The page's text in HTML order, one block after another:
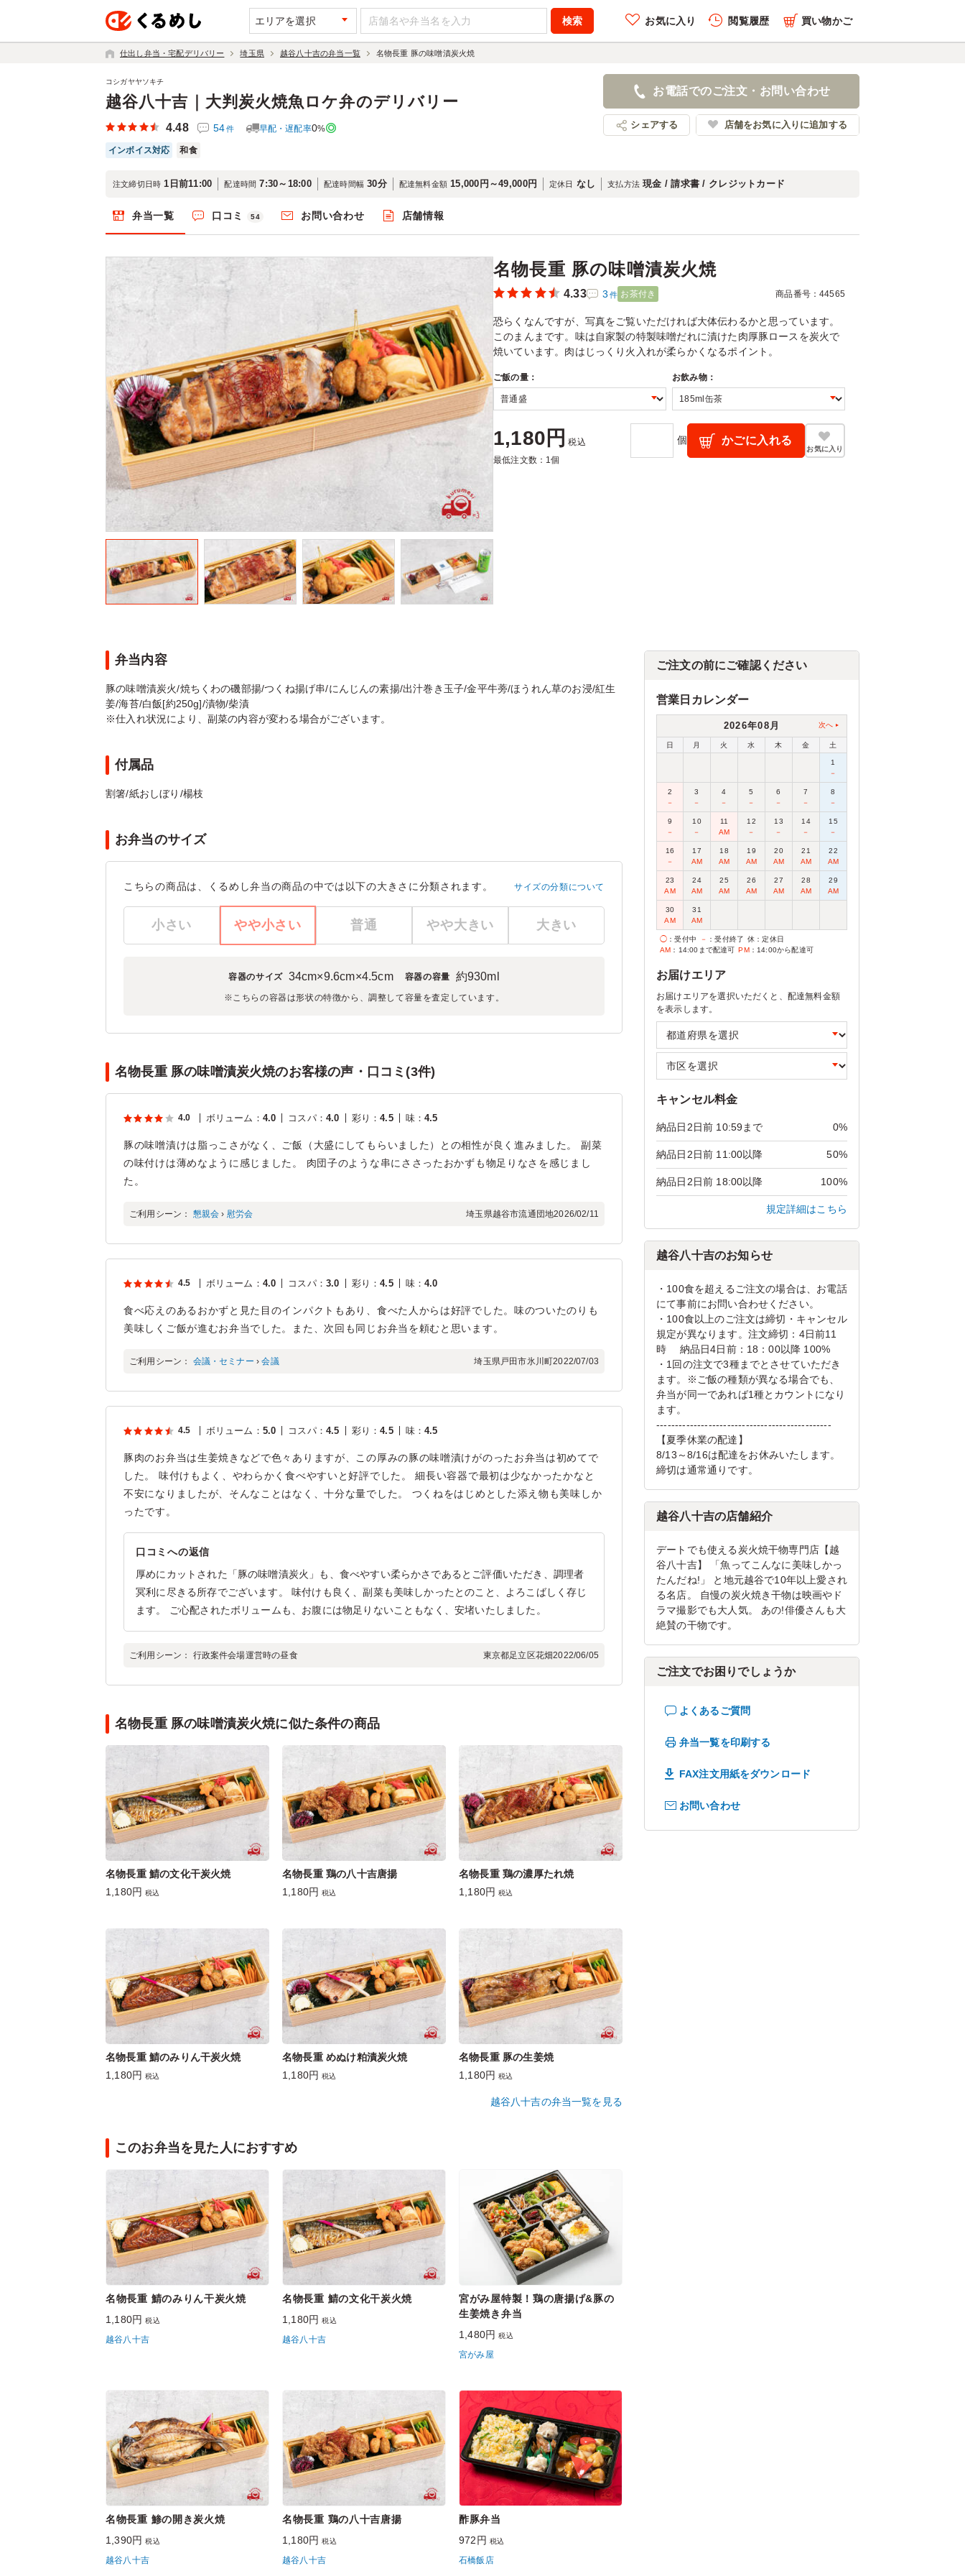
エリアを選択 お気に入り 閲覧履歴
履歴を全件削除する
店舗名：越谷八十吉
買い物かご
仕出し弁当・宅配デリバリー 埼玉県 越谷八十吉の弁当一覧 名物長重 豚の味噌漬炭火焼
越谷八十吉｜大判炭火焼魚ロケ弁のデリバリー
コシガヤヤソキチ
4.48 54件 早配・遅配率0%
インボイス対応 和食
お電話でのご注文・お問い合わせ
シェアする 店舗をお気に入りに追加する
注文締切日時 1日前11:00 配達時間 7:30～18:00 配達時間幅 30分 配達無料金額 15,000円～49,000円 定休日 なし 支払方法 現金 / 請求書 / クレジットカード
弁当一覧 口コミ 54 お問い合わせ 店舗情報
名物長重 豚の味噌漬炭火焼
4.33 3 件 お茶付き 商品番号：44565
恐らくなんですが、写真をご覧いただければ大体伝わるかと思っています。
このまんまです。味は自家製の特製味噌だれに漬けた肉厚豚ロースを炭火で
焼いています。肉はじっくり火入れが柔らかくなるポイント。
ご飯の量： お飲み物：
1,180円 税込
最低注文数：1個
個 かごに入れる
お気に入り
弁当内容
豚の味噌漬炭火/焼ちくわの磯部揚/つくね揚げ串/にんじんの素揚/出汁巻き玉子/金平牛蒡/ほうれん草のお浸/紅生
姜/海苔/白飯[約250g]/漬物/柴漬
※仕入れ状況により、副菜の内容が変わる場合がございます。
付属品
割箸/紙おしぼり/楊枝
お弁当のサイズ
こちらの商品は、くるめし弁当の商品の中では以下の大きさに分類されます。 サイズの分類について
小さい やや小さい 普通 やや大きい 大きい
容器のサイズ 34cm×9.6cm×4.5cm 容器の容量 約930ml
※こちらの容器は形状の特徴から、調整して容量を査定しています。
名物長重 豚の味噌漬炭火焼のお客様の声・口コミ(3件)
4.0 ボリューム ： 4.0 コスパ： 4.0 彩り ：4.5 味：4.5
豚の味噌漬けは脂っこさがなく、ご飯（大盛にしてもらいました）との相性が良く進みました。 副菜
の味付けは薄めなように感じました。 肉団子のような串にささったおかずも物足りなさを感じまし
た。
ご利用シーン： 懇親会 › 慰労会 埼玉県越谷市流通団地2026/02/11
4.5 ボリューム ： 4.0 コスパ： 3.0 彩り ：4.5 味：4.0
食べ応えのあるおかずと見た目のインパクトもあり、食べた人からは好評でした。味のついたのりも
美味しくご飯が進むお弁当でした。また、次回も同じお弁当を頼むと思います。
ご利用シーン： 会議・セミナー ›会議 埼玉県戸田市氷川町2022/07/03
4.5 ボリューム ： 5.0 コスパ： 4.5 彩り ：4.5 味：4.5
豚肉のお弁当は生姜焼きなどで色々ありますが、この厚みの豚の味噌漬けがのったお弁当は初めてで
した。 味付けもよく、やわらかく食べやすいと好評でした。 細長い容器で最初は少なかったかなと
不安になりましたが、そんなことはなく、十分な量でした。 つくねをはじめとした添え物も美味しか
ったです。
口コミへの返信
厚めにカットされた「豚の味噌漬炭火」も、食べやすい柔らかさであるとご評価いただき、調理者
冥利に尽きる所存でございます。 味付けも良く、副菜も美味しかったとのこと、よろこばしく存じ
ます。 ご心配されたボリュームも、お腹には物足りないこともなく、安堵いたしました。
ご利用シーン： 行政案件会場運営時の昼食 東京都足立区花畑2022/06/05
名物長重 豚の味噌漬炭火焼に似た条件の商品
名物長重 鯖の文化干炭火焼
1,180円 税込
名物長重 鶏の八十吉唐揚
1,180円 税込
名物長重 鶏の濃厚たれ焼
1,180円 税込
名物長重 鯖のみりん干炭火焼
1,180円 税込
名物長重 めぬけ粕漬炭火焼
1,180円 税込
名物長重 豚の生姜焼
1,180円 税込
越谷八十吉の弁当一覧を見る
このお弁当を見た人におすすめ
名物長重 鯖のみりん干炭火焼
1,180円税込
越谷八十吉
名物長重 鯖の文化干炭火焼
1,180円税込
越谷八十吉
宮がみ屋特製！鶏の唐揚げ&豚の
生姜焼き弁当
1,480円税込
宮がみ屋
名物長重 鯵の開き炭火焼
1,390円税込
越谷八十吉
名物長重 鶏の八十吉唐揚
1,180円税込
越谷八十吉
酢豚弁当
972円 税込
石橋飯店
ご注文の前にご確認ください
営業日カレンダー
2026年08月 次へ
日 月 火 水 木 金 土
1
－
2
－
3
－
4
－
5
－
6
－
7
－
8
－
9
－
10
－
11
AM
12
－
13
－
14
－
15
－
16
－
17
AM
18
AM
19
AM
20
AM
21
AM
22
AM
23
AM
24
AM
25
AM
26
AM
27
AM
28
AM
29
AM
30
AM
31
AM
◯ ：受付中 － ：受付終了 休 ：定休日
AM ：14:00まで配達可 PM：14:00から配達可
お届けエリア
お届けエリアを選択いただくと、配達無料金額
を表示します。
キャンセル料金
納品日2日前 10:59まで 0%
納品日2日前 11:00以降 50%
納品日2日前 18:00以降 100%
規定詳細はこちら
越谷八十吉のお知らせ
・100食を超えるご注文の場合は、お電話
にて事前にお問い合わせください。
・100食以上のご注文は締切・キャンセル
規定が異なります。注文締切：4日前11
時 納品日4日前：18：00以降 100%
・1回の注文で3種までとさせていただき
ます。※ご飯の種類が異なる場合でも、
弁当が同一であれば1種とカウントになり
ます。
-----------------------------------------------
【夏季休業の配達】
8/13～8/16は配達をお休みいたします。
締切は通常通りです。
越谷八十吉の店舗紹介
デートでも使える炭火焼干物専門店【越
谷八十吉】 「魚ってこんなに美味しかっ
たんだね!」 と地元越谷で10年以上愛され
る名店。 自慢の炭火焼き干物は映画やド
ラマ撮影でも大人気。 あの!俳優さんも大
絶賛の干物です。
ご注文でお困りでしょうか
よくあるご質問
弁当一覧を印刷する
FAX注文用紙をダウンロード
お問い合わせ